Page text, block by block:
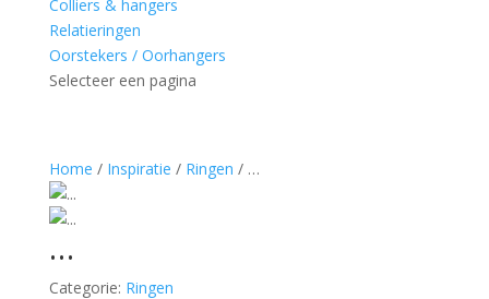
Colliers & hangers
Relatieringen
Oorstekers / Oorhangers
Selecteer een pagina
Home / Inspiratie / Ringen / …
…
Categorie: Ringen